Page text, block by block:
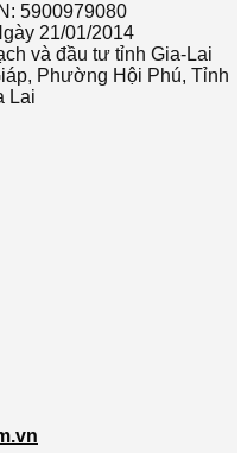
5900979080
21/01/2014
và đầu tư tỉnh Gia-Lai
Phường Hội Phú, Tỉnh
Lai